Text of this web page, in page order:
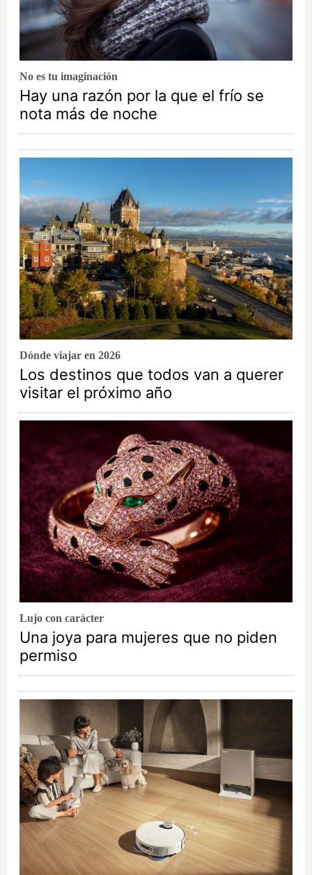
No es tu imaginación
Hay una razón por la que el frío se
nota más de noche
Dónde viajar en 2026
Los destinos que todos van a querer
visitar el próximo año
Lujo con carácter
Una joya para mujeres que no piden
permiso